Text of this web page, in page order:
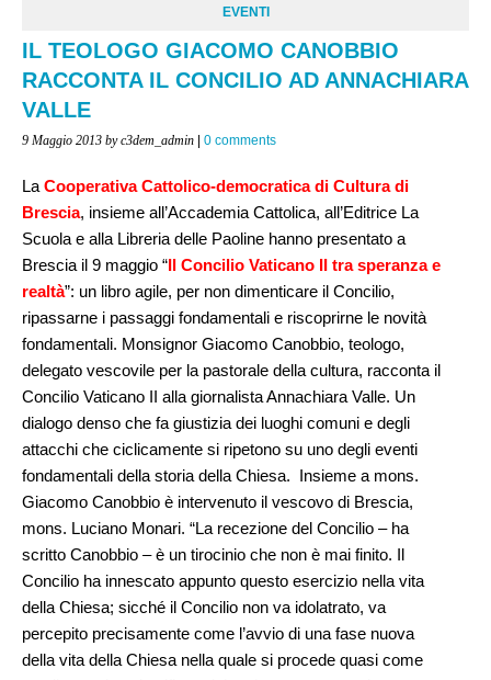
EVENTI
IL TEOLOGO GIACOMO CANOBBIO
RACCONTA IL CONCILIO AD ANNACHIARA
VALLE
9 Maggio 2013 by c3dem_admin | 0 comments
La Cooperativa Cattolico-democratica di Cultura di
Brescia, insieme all’Accademia Cattolica, all’Editrice La
Scuola e alla Libreria delle Paoline hanno presentato a
Brescia il 9 maggio “Il Concilio Vaticano II tra speranza e
realtà”: un libro agile, per non dimenticare il Concilio,
ripassarne i passaggi fondamentali e riscoprirne le novità
fondamentali. Monsignor Giacomo Canobbio, teologo,
delegato vescovile per la pastorale della cultura, racconta il
Concilio Vaticano II alla giornalista Annachiara Valle. Un
dialogo denso che fa giustizia dei luoghi comuni e degli
attacchi che ciclicamente si ripetono su uno degli eventi
fondamentali della storia della Chiesa. Insieme a mons.
Giacomo Canobbio è intervenuto il vescovo di Brescia,
mons. Luciano Monari. “La recezione del Concilio – ha
scritto Canobbio – è un tirocinio che non è mai finito. Il
Concilio ha innescato appunto questo esercizio nella vita
della Chiesa; sicché il Concilio non va idolatrato, va
percepito precisamente come l’avvio di una fase nuova
della vita della Chiesa nella quale si procede quasi come